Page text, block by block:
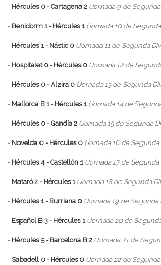
- Hércules 0 - Cartagena 2 (Jornada 9 de
- Benidorm 1 - Hércules 1 (Jornada 10 de
- Hércules 1 - Nástic 0 (Jornada 11 de Segunda
- Hospitalet 0 - Hércules 0 (Jornada 12 de
- Hércules 0 - Alzira 0 (Jornada 13 de Segunda
- Mallorca B 1 - Hércules 1 (Jornada 14 de
- Hércules 0 - Gandía 2 (Jornada 15 de Segunda
- Novelda 0 - Hércules 0 (Jornada 16 de Segunda
- Hércules 4 - Castellón 1 (Jornada 17 de Segunda
- Mataró 2 - Hércules 1 (Jornada 18 de Segunda
- Hércules 1 - Burriana 0 (Jornada 19 de Segunda
- Español B 3 - Hércules 1 (Jornada 20 de
- Hércules 5 - Barcelona B 2 (Jornada 21 de
- Sabadell 0 - Hércules 0 (Jornada 22 de